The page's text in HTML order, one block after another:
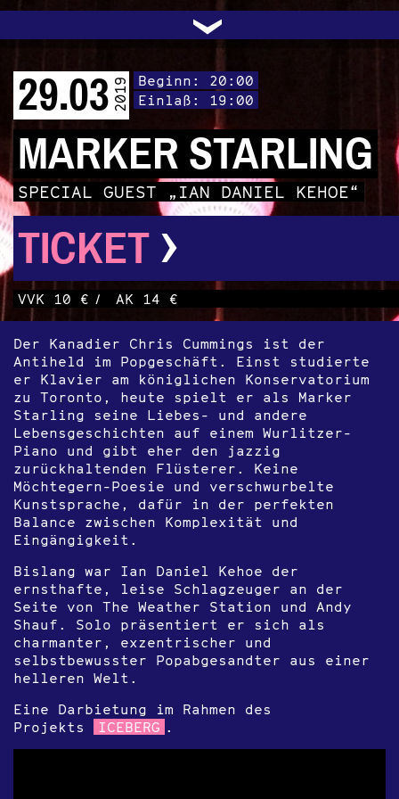
PROGRAMM
ARCHIV
AUDIO|VIDEO
LICHTBLICKE
TRANSIT
OFFENE TÜR
FACEBOOK
INSTAGRAM
KONTAKT
TRAFO
UNTERSTÜTZEN
POLITIK
›
MARKER STARLING
SPECIAL GUEST „IAN DANIEL KEHOE“
TICKET ›
VVK 10 € / AK 14 €
Beginn: 20:00
Einlaß: 19:00
29.032019
Der Kanadier Chris Cummings ist der
Antiheld im Popgeschäft. Einst studierte
er Klavier am königlichen Konservatorium
zu Toronto, heute spielt er als Marker
Starling seine Liebes- und andere
Lebensgeschichten auf einem Wurlitzer-
Piano und gibt eher den jazzig
zurückhaltenden Flüsterer. Keine
Möchtegern-Poesie und verschwurbelte
Kunstsprache, dafür in der perfekten
Balance zwischen Komplexität und
Eingängigkeit.
Bislang war Ian Daniel Kehoe der
ernsthafte, leise Schlagzeuger an der
Seite von The Weather Station und Andy
Shauf. Solo präsentiert er sich als
charmanter, exzentrischer und
selbstbewusster Popabgesandter aus einer
helleren Welt.
Eine Darbietung im Rahmen des
Projekts
ICEBERG .